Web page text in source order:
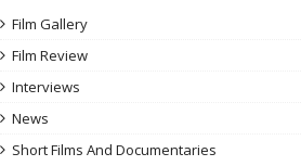
Film Gallery
Film Review
Interviews
News
Short Films And Documentaries